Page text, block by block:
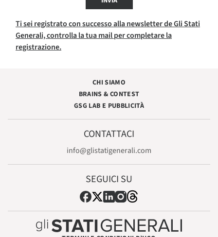
Ti sei registrato con successo alla newsletter de Gli Stati
Generali, controlla la tua mail per completare la
registrazione.
CHI SIAMO
BRAINS & CONTEST
GSG LAB E PUBBLICITÀ
CONTATTACI
info@glistatigenerali.com
SEGUICI SU